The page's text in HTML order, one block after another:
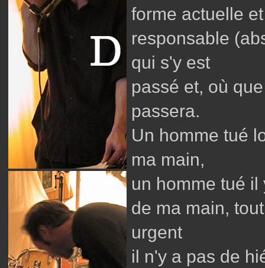
forme actuelle
responsable
qui s'y est
passé et, où
passera.
Un homme tué
ma main,
un homme tué
de ma main,
urgent
il n'y a pas de